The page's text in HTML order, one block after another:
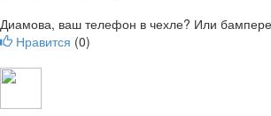
Диамова, ваш телефон в чехле? Или
Нравится (0)